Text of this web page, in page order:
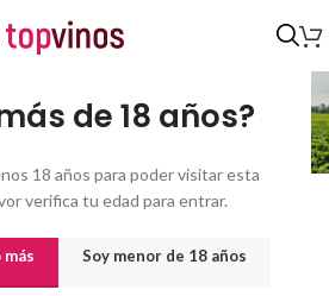
de 18 años?
18 años para poder visitar esta
verifica tu edad para entrar.
Soy menor de 18 años
ISLAS
ISLASMostrando los 4 resultados